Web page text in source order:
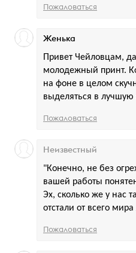
Пожаловаться
Привет Чейловцам,
молодежный принт.
на фоне в целом
выделяться в лучшую
Женька
Пожаловаться
"Конечно, не без
вашей работы
Эх, сколько же у нас
отстали от всего мира
Неизвестный
Пожаловаться